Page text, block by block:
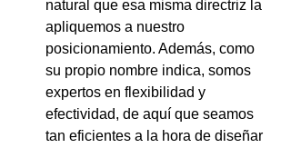
natural que esa misma directriz la
apliquemos a nuestro
posicionamiento. Además, como
su propio nombre indica, somos
expertos en flexibilidad y
efectividad, de aquí que seamos
tan eficientes a la hora de diseñar